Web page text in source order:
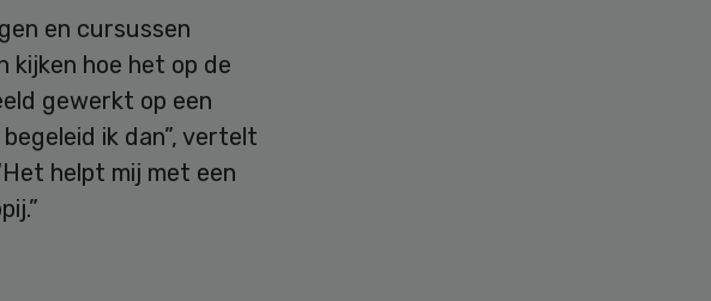
en cursussen
kijken hoe het op de
gewerkt op een
ik dan”, vertelt
helpt mij met een